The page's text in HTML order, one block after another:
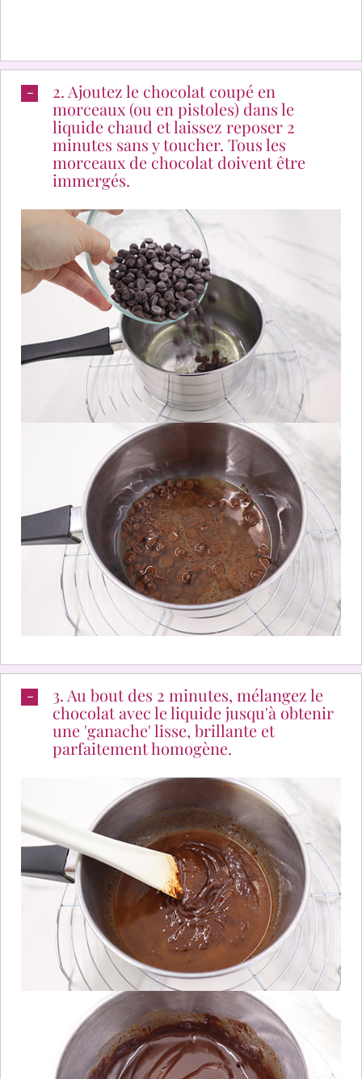
2. Ajoutez le chocolat coupé en
morceaux (ou en pistoles) dans le
liquide chaud et laissez reposer 2
minutes sans y toucher. Tous les
morceaux de chocolat doivent être
immergés.
3. Au bout des 2 minutes, mélangez le
chocolat avec le liquide jusqu'à obtenir
une 'ganache' lisse, brillante et
parfaitement homogène.